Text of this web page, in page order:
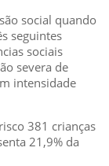
social quando
seguintes
sociais
severa de
intensidade
381 crianças
21,9% da